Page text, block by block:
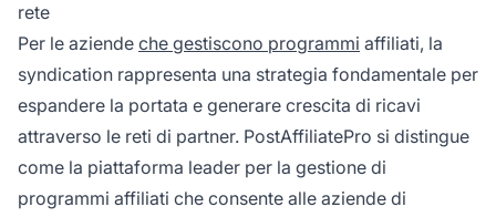
rete
Per le aziende che gestiscono programmi affiliati, la
syndication rappresenta una strategia fondamentale per
espandere la portata e generare crescita di ricavi
attraverso le reti di partner. PostAffiliatePro si distingue
come la piattaforma leader per la gestione di
programmi affiliati che consente alle aziende di